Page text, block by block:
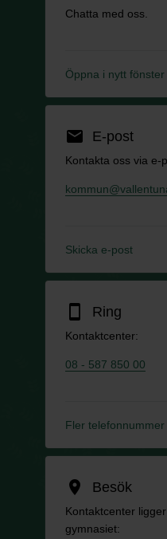
Chatta med oss.
Öppna i nytt fönster
email E-post
Kontakta oss via e-
Skicka e-post
smartphone Ring
Kontaktcenter:
08 - 587 850 00
Fler telefonnummer
location_on Besök
Kontaktcenter
gymnasiet: